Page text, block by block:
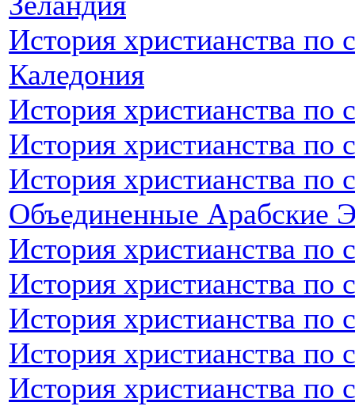
История христианства по
Каледония
История христианства по
История христианства
История христианства по
Объединенные Арабские
История христианства
История христианства по
История христианства по
История христианства по
История христианства